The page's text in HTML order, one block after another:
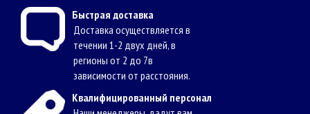
Быстрая доставка
Доставка осуществляется в
течении 1-2 двух дней, в
регионы от 2 до 7в
зависимости от расстояния.
Квалифицированный персонал